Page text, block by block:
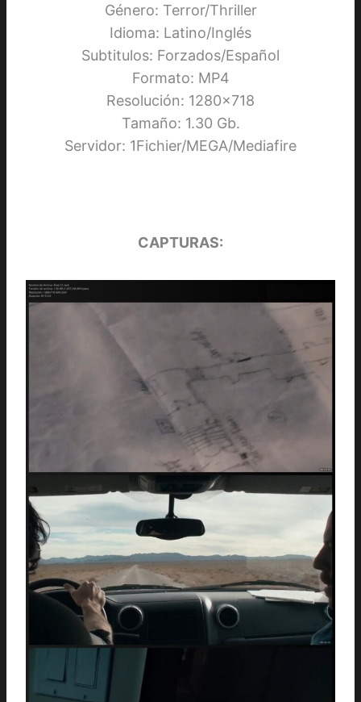
Género: Terror/Thriller
Idioma: Latino/Inglés
Subtitulos: Forzados/Español
Formato: MP4
Resolución: 1280×718
Tamaño: 1.30 Gb.
Servidor: 1Fichier/MEGA/Mediafire
CAPTURAS: